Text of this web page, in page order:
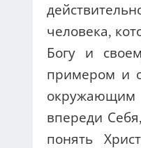
человека,
Богу и
примером и
окружающим
впереди
понять